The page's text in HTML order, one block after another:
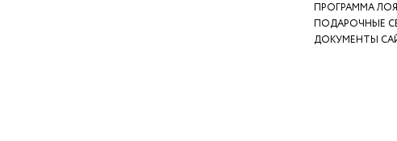
ПРОГРАММА
ПОДАРОЧНЫЕ
ДОКУМЕНТЫ